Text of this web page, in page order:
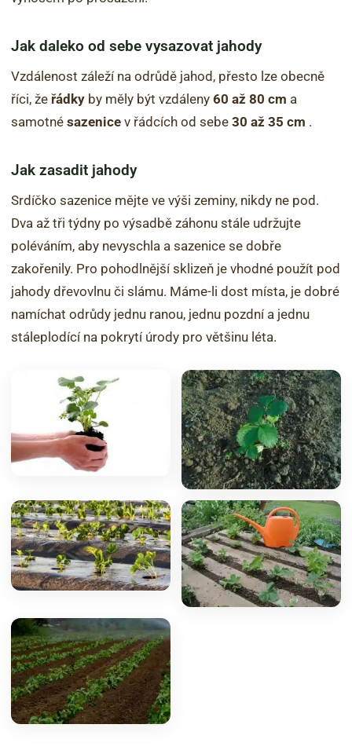
Jak daleko od sebe vysazovat jahody
Vzdálenost záleží na odrůdě jahod, přesto lze obecně
říci, že řádky by měly být vzdáleny 60 až 80 cm a
samotné sazenice v řádcích od sebe 30 až 35 cm .
Jak zasadit jahody
Srdíčko sazenice mějte ve výši zeminy, nikdy ne pod.
Dva až tři týdny po výsadbě záhonu stále udržujte
poléváním, aby nevyschla a sazenice se dobře
zakořenily. Pro pohodlnější sklizeň je vhodné použít pod
jahody dřevovlnu či slámu. Máme-li dost místa, je dobré
namíchat odrůdy jednu ranou, jednu pozdní a jednu
stáleplodící na pokrytí úrody pro většinu léta.